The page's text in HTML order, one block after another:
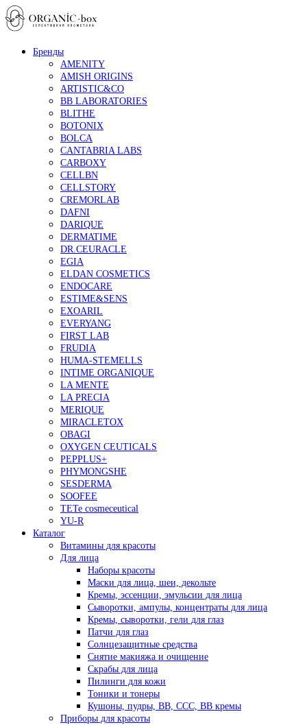
Бренды
AMENITY
AMISH ORIGINS
ARTISTIC&CO
BB LABORATORIES
BLITHE
BOTONIX
BOLCA
CANTABRIA LABS
CARBOXY
CELLBN
CELLSTORY
CREMORLAB
DAFNI
DARIQUE
DERMATIME
DR.CEURACLE
EGIA
ELDAN COSMETICS
ENDOCARE
ESTIME&SENS
EXOARIL
EVERYANG
FIRST LAB
FRUDIA
HUMA-STEMELLS
INTIME ORGANIQUE
LA MENTE
LA PRECIA
MERIQUE
MIRACLETOX
OBAGI
OXYGEN CEUTICALS
PEPPLUS+
PHYMONGSHE
SESDERMA
SOOFEE
TETe cosmeceutical
YU-R
Каталог
Витамины для красоты
Для лица
Наборы красоты
Маски для лица, шеи, декольте
Кремы, эссенции, эмульсии для лица
Сыворотки, ампулы, концентраты для лица
Кремы, сыворотки, гели для глаз
Патчи для глаз
Солнцезащитные средства
Снятие макияжа и очищение
Скрабы для лица
Пилинги для кожи
Тоники и тонеры
Кушоны, пудры, ВВ, ССС, ВВ кремы
Приборы для красоты